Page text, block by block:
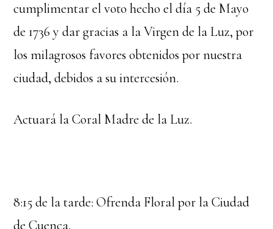
cumplimentar el voto hecho el día 5 de Mayo
de 1736 y dar gracias a la Virgen de la Luz, por
los milagrosos favores obtenidos por nuestra
ciudad, debidos a su intercesión.
Actuará la Coral Madre de la Luz.
8:15 de la tarde: Ofrenda Floral por la Ciudad
de Cuenca.